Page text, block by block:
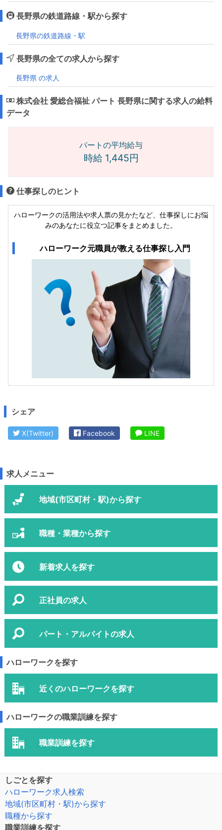
長野県の鉄道路線・駅から探す
長野県の鉄道路線・駅
長野県の全ての求人から探す
長野県 の求人
株式会社 愛総合福祉 パート 長野県に関する求人の給料
データ
パートの平均給与
時給 1,445円
仕事探しのヒント
ハローワークの活用法や求人票の見かたなど、仕事探しにお悩
みのあなたに役立つ記事をまとめました。
ハローワーク元職員が教える仕事探し入門
シェア
X(Twitter) Facebook LINE
求人メニュー
地域(市区町村・駅)から探す
職種・業種から探す
新着求人を探す
正社員の求人
パート・アルバイトの求人
ハローワークを探す
近くのハローワークを探す
ハローワークの職業訓練を探す
職業訓練を探す
しごとを探す
ハローワーク求人検索
地域(市区町村・駅)から探す
職種から探す
職業訓練を探す